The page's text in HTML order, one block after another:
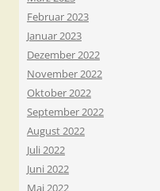
Februar 2023
Januar 2023
Dezember 2022
November 2022
Oktober 2022
September 2022
August 2022
Juli 2022
Juni 2022
Mai 2022